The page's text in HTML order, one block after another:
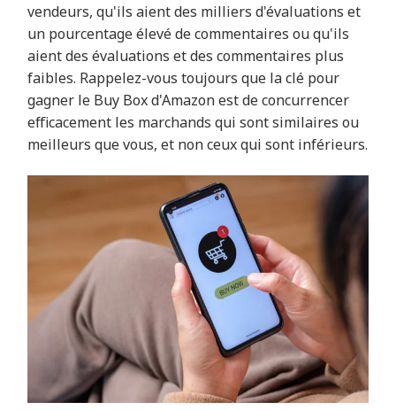
vendeurs, qu'ils aient des milliers d'évaluations et
un pourcentage élevé de commentaires ou qu'ils
aient des évaluations et des commentaires plus
faibles. Rappelez-vous toujours que la clé pour
gagner le Buy Box d'Amazon est de concurrencer
efficacement les marchands qui sont similaires ou
meilleurs que vous, et non ceux qui sont inférieurs.